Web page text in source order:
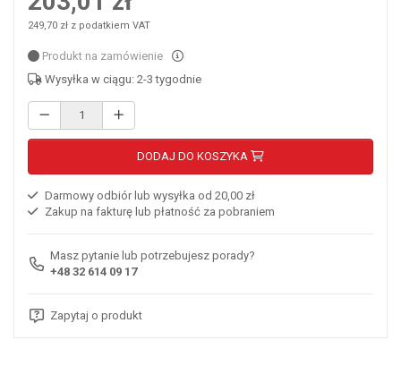
249,70 zł z podatkiem VAT
Produkt na zamówienie
Wysyłka w ciągu: 2-3 tygodnie
DODAJ DO KOSZYKA
Darmowy odbiór lub wysyłka od 20,00 zł
Zakup na fakturę lub płatność za pobraniem
Masz pytanie lub potrzebujesz porady?
+48 32 614 09 17
Zapytaj o produkt